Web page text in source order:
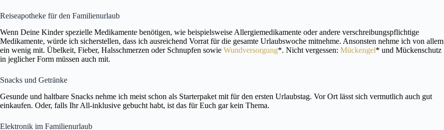
Reiseapotheke für den Familienurlaub
Wenn Deine Kinder spezielle Medikamente benötigen, wie beispielsweise Allergiemedikamente oder andere verschreibungspflichtige
Medikamente, würde ich sicherstellen, dass ich ausreichend Vorrat für die gesamte Urlaubswoche mitnehme. Ansonsten nehme ich von allem
ein wenig mit. Übelkeit, Fieber, Halsschmerzen oder Schnupfen sowie Wundversorgung*. Nicht vergessen: Mückengel* und Mückenschutz
in jeglicher Form müssen auch mit.
Snacks und Getränke
Gesunde und haltbare Snacks nehme ich meist schon als Starterpaket mit für den ersten Urlaubstag. Vor Ort lässt sich vermutlich auch gut
einkaufen. Oder, falls Ihr All-inklusive gebucht habt, ist das für Euch gar kein Thema.
Elektronik im Familienurlaub